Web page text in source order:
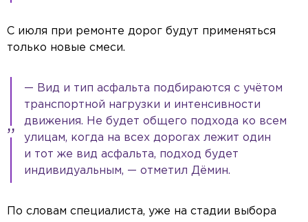
С июля при ремонте дорог будут применяться
только новые смеси.
— Вид и тип асфальта подбираются с учётом
транспортной нагрузки и интенсивности
движения. Не будет общего подхода ко всем
улицам, когда на всех дорогах лежит один
и тот же вид асфальта, подход будет
индивидуальным, — отметил Дёмин.
По словам специалиста, уже на стадии выбора